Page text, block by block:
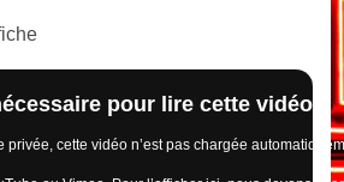
pour lire cette vidéo
privée, cette vidéo n’est pas chargée